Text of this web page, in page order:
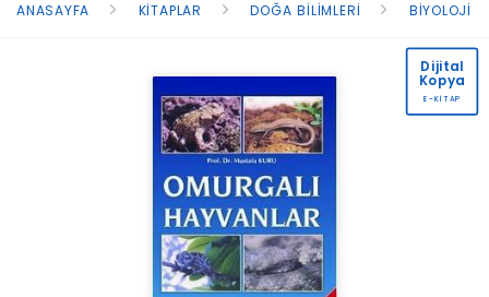
ANASAYFA KITAPLAR DOĞA BILIMLERI BIYOLOJI
Dijital
Kopya
E-KİTAP